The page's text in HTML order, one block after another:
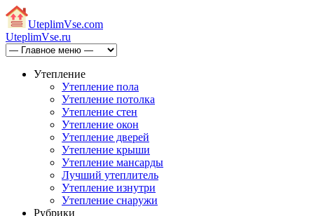
UteplimVse.com
UteplimVse.ru
Утепление
Утепление пола
Утепление потолка
Утепление стен
Утепление окон
Утепление дверей
Утепление крыши
Утепление мансарды
Лучший утеплитель
Утепление изнутри
Утепление снаружи
Рубрики